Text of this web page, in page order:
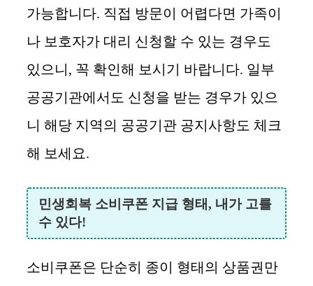
가능합니다. 직접 방문이 어렵다면 가족이
나 보호자가 대리 신청할 수 있는 경우도
있으니, 꼭 확인해 보시기 바랍니다. 일부
공공기관에서도 신청을 받는 경우가 있으
니 해당 지역의 공공기관 공지사항도 체크
해 보세요.
민생회복 소비쿠폰 지급 형태, 내가 고를
수 있다!
소비쿠폰은 단순히 종이 형태의 상품권만